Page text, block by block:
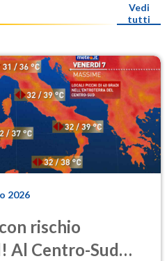
Vedi
tutti
2026
rischio
Al Centro-Sud